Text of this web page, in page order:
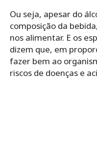
Ou seja, apesar do
composição da
nos alimentar. E os
dizem que, em
fazer bem ao
riscos de doenças e